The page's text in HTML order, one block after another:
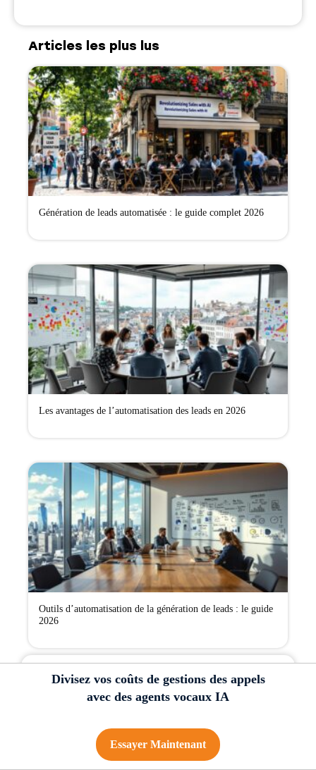
Divisez vos coûts de gestions des appels
avec des agents vocaux IA
Essayer Maintenant
Articles les plus lus
Génération de leads automatisée : le guide complet 2026
Les avantages de l’automatisation des leads en 2026
Outils d’automatisation de la génération de leads : le guide
2026